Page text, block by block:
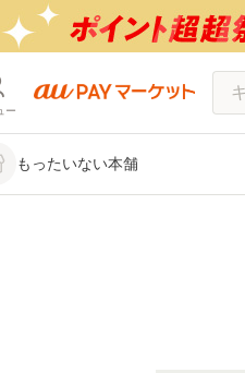
ー
もったいない本舗